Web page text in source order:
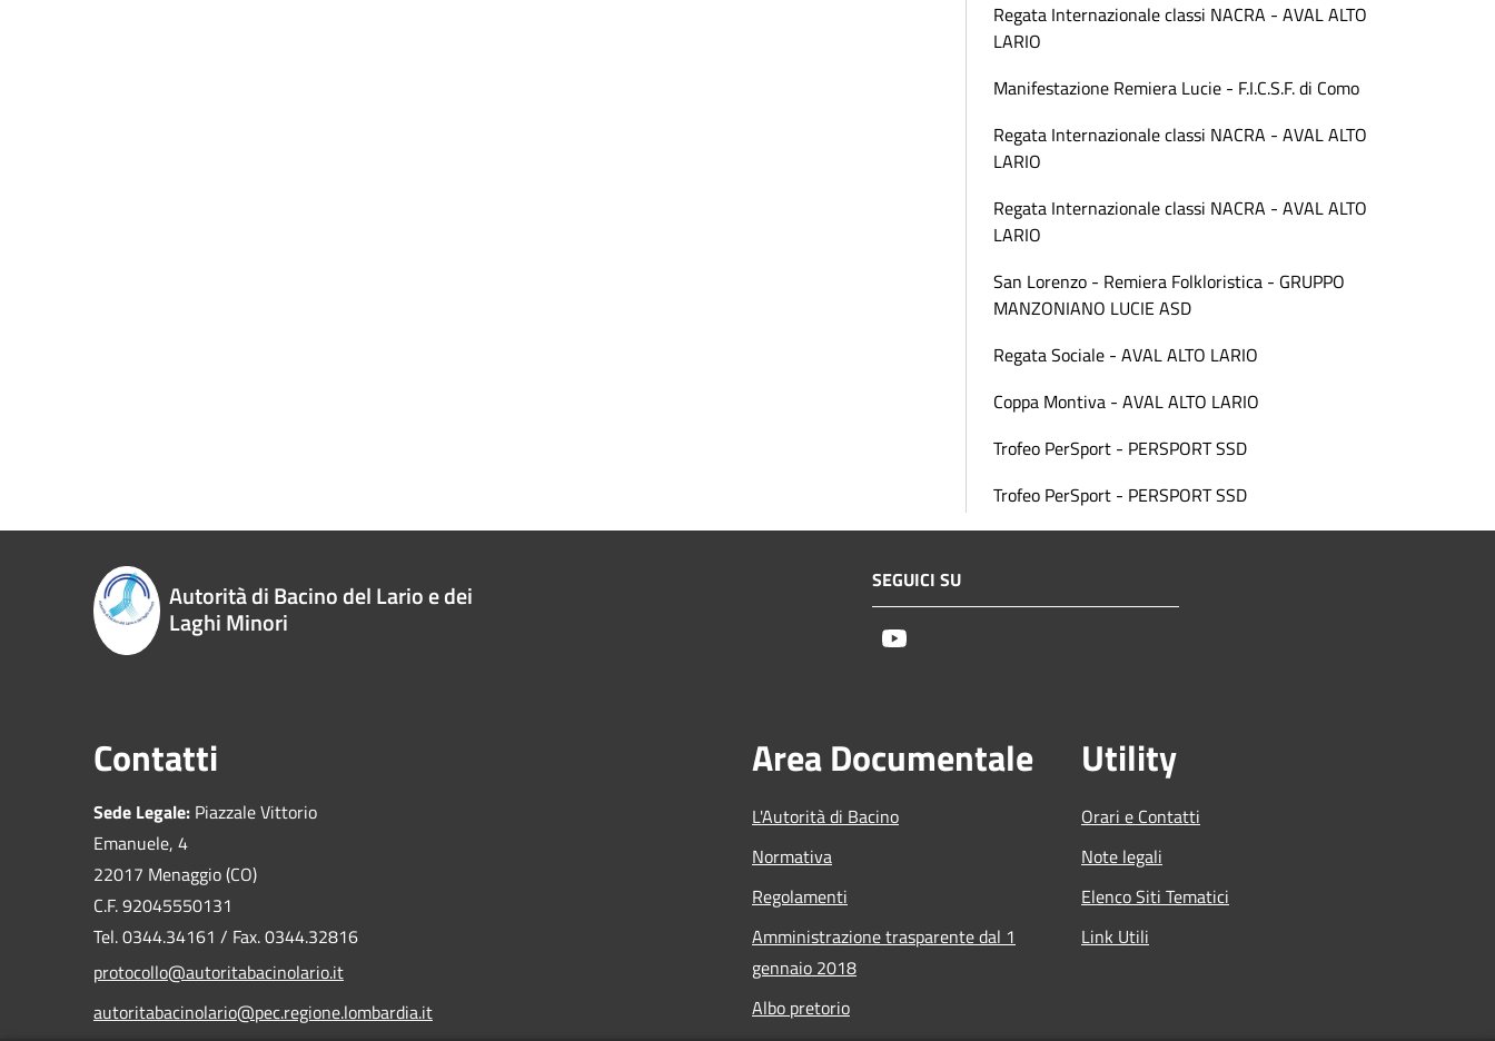
Regata Internazionale classi NACRA - AVAL ALTO
LARIO
Manifestazione Remiera Lucie - F.I.C.S.F. di Como
Regata Internazionale classi NACRA - AVAL ALTO
LARIO
Regata Internazionale classi NACRA - AVAL ALTO
LARIO
San Lorenzo - Remiera Folkloristica - GRUPPO
MANZONIANO LUCIE ASD
Regata Sociale - AVAL ALTO LARIO
Coppa Montiva - AVAL ALTO LARIO
Trofeo PerSport - PERSPORT SSD
Trofeo PerSport - PERSPORT SSD
Autorità di Bacino del Lario e dei
Laghi Minori
SEGUICI SU
Contatti
Sede Legale: Piazzale Vittorio
Emanuele, 4
22017 Menaggio (CO)
C.F. 92045550131
Tel. 0344.34161 / Fax. 0344.32816
protocollo@autoritabacinolario.it
autoritabacinolario@pec.regione.lombardia.it
Area Documentale
L'Autorità di Bacino
Normativa
Regolamenti
Amministrazione trasparente dal 1
gennaio 2018
Albo pretorio
Utility
Orari e Contatti
Note legali
Elenco Siti Tematici
Link Utili